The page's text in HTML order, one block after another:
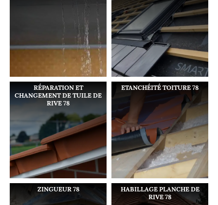
RÉPARATION ET
CHANGEMENT DE TUILE DE
RIVE 78
ETANCHÉITÉ TOITURE 78
ZINGUEUR 78
HABILLAGE PLANCHE DE
RIVE 78